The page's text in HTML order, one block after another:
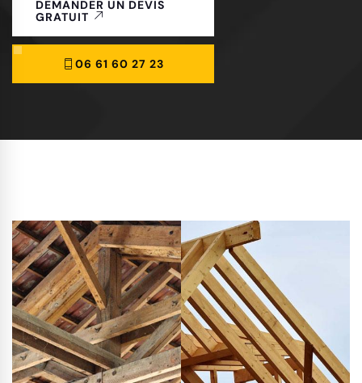
DEMANDER UN DEVIS
GRATUIT
06 61 60 27 23